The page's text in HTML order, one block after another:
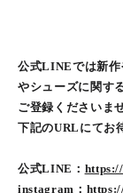
公式LINEでは新作
やシューズに関す
ご登録くださいませ
下記のURLにてお
公式LINE：
instagram：